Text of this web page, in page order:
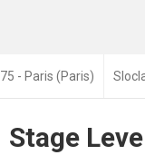
75 - Paris (Paris)
Stage